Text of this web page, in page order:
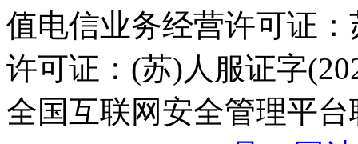
值电信业务经营许可证
许可证：(苏)人服证字
全国互联网安全管理平